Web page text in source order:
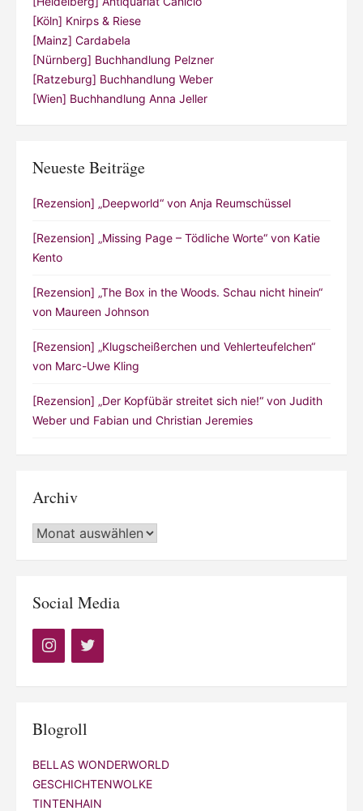
[Köln] Knirps & Riese
[Mainz] Cardabela
[Nürnberg] Buchhandlung Pelzner
[Ratzeburg] Buchhandlung Weber
[Wien] Buchhandlung Anna Jeller
Neueste Beiträge
[Rezension] „Deepworld“ von Anja Reumschüssel
[Rezension] „Missing Page – Tödliche Worte“ von Katie
Kento
[Rezension] „The Box in the Woods. Schau nicht hinein“
von Maureen Johnson
[Rezension] „Klugscheißerchen und Vehlerteufelchen“
von Marc-Uwe Kling
[Rezension] „Der Kopfübär streitet sich nie!“ von Judith
Weber und Fabian und Christian Jeremies
Archiv
Archiv
Social Media
Blogroll
BELLAS WONDERWORLD
GESCHICHTENWOLKE
TINTENHAIN